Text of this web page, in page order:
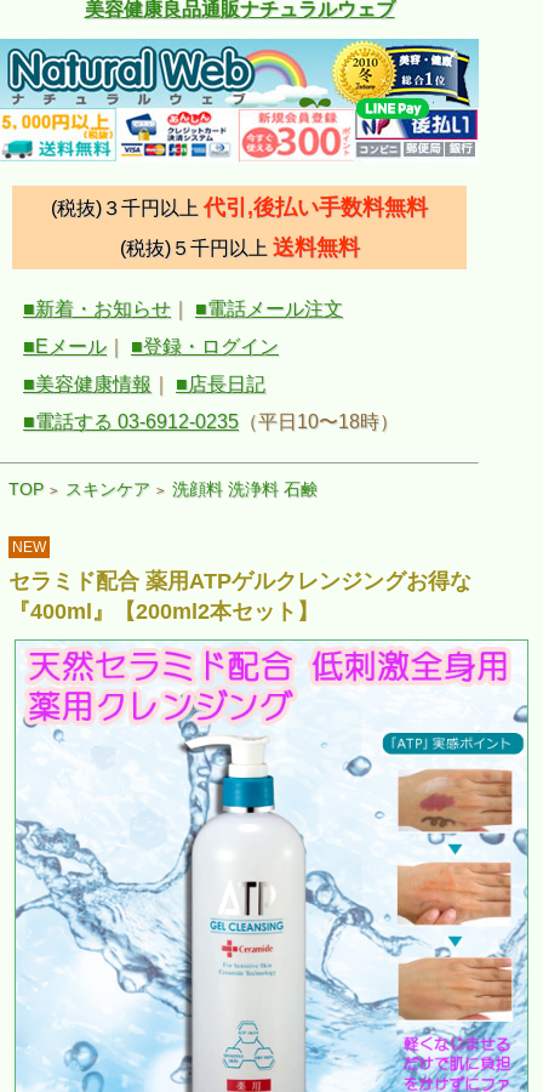
美容健康良品通販ナチュラルウェブ
(税抜)３千円以上 代引,後払い手数料無料
(税抜)５千円以上 送料無料
■新着・お知らせ
■電話メール注文
■Eメール
■登録・ログイン
■美容健康情報
■店長日記
■電話する 03-6912-0235 （平日10〜18時）
TOP > スキンケア > 洗顔料 洗浄料 石鹸
NEW
セラミド配合 薬用ATPゲルクレンジングお得な
『400ml』【200ml2本セット】